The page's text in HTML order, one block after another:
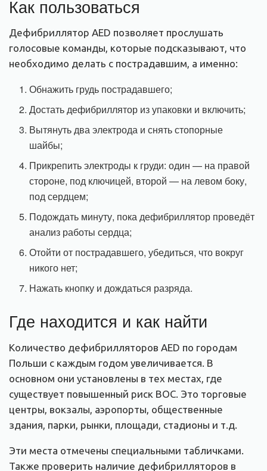
Как пользоваться
Дефибриллятор AED позволяет прослушать
голосовые команды, которые подсказывают, что
необходимо делать с пострадавшим, а именно:
Обнажить грудь пострадавшего;
Достать дефибриллятор из упаковки и включить;
Вытянуть два электрода и снять стопорные
шайбы;
Прикрепить электроды к груди: один — на правой
стороне, под ключицей, второй — на левом боку,
под сердцем;
Подождать минуту, пока дефибриллятор проведёт
анализ работы сердца;
Отойти от пострадавшего, убедиться, что вокруг
никого нет;
Нажать кнопку и дождаться разряда.
Где находится и как найти
Количество дефибрилляторов AED по городам
Польши с каждым годом увеличивается. В
основном они установлены в тех местах, где
существует повышенный риск ВОС. Это торговые
центры, вокзалы, аэропорты, общественные
здания, парки, рынки, площади, стадионы и т.д.
Эти места отмечены специальными табличками.
Также проверить наличие дефибрилляторов в